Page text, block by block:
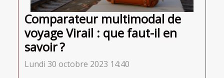
Comparateur multimodal de
voyage Virail : que faut-il en
savoir ?
Lundi 30 octobre 2023 14:40